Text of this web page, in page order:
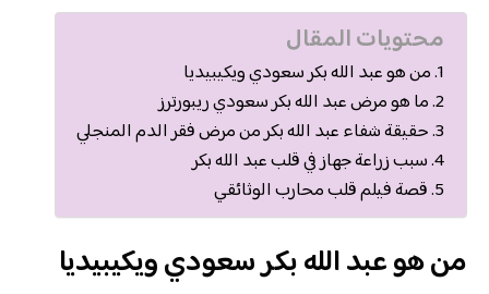
محتويات المقال
من هو عبد الله بكر سعودي ويكيبيديا
ما هو مرض عبد الله بكر سعودي ريبورترز
حقيقة شفاء عبد الله بكر من مرض فقر الدم المنجلي
سبب زراعة جهاز في قلب عبد الله بكر
قصة فيلم قلب محارب الوثائقي
من هو عبد الله بكر سعودي ويكيبيديا